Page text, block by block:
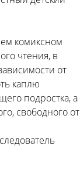
комиксном
чтения, в
от
каплю
подростка, а
свободного от